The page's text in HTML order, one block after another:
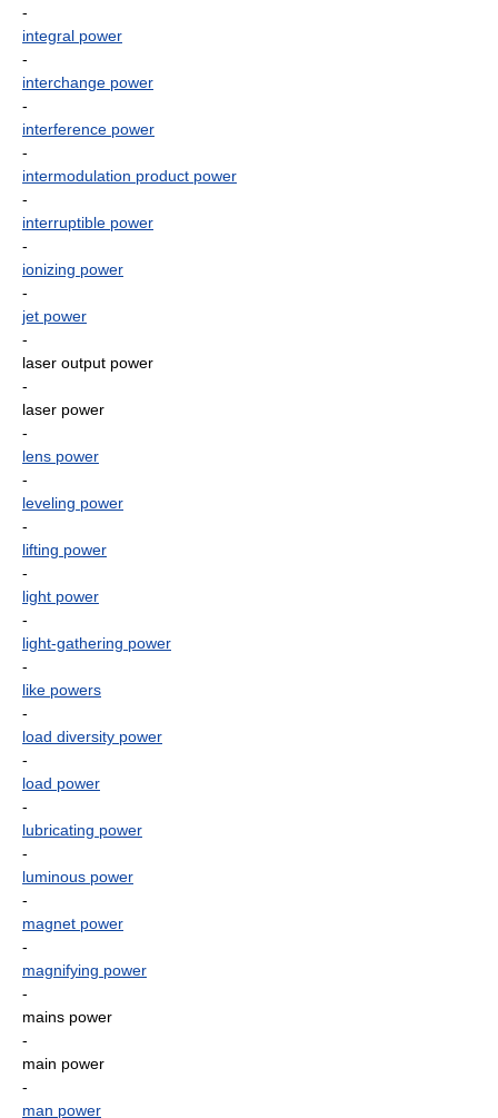
-
integral power
-
interchange power
-
interference power
-
intermodulation product power
-
interruptible power
-
ionizing power
-
jet power
-
laser output power
-
laser power
-
lens power
-
leveling power
-
lifting power
-
light power
-
light-gathering power
-
like powers
-
load diversity power
-
load power
-
lubricating power
-
luminous power
-
magnet power
-
magnifying power
-
mains power
-
main power
-
man power